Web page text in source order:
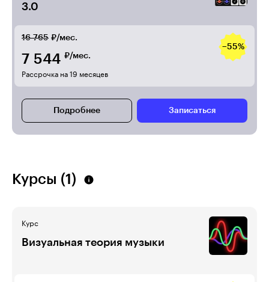
3.0
16 765 ₽/мес.
−55%
7 544 ₽/мес.
Рассрочка на 19 месяцев
Подробнее Записаться
Курсы (1)
Курс
Визуальная теория музыки